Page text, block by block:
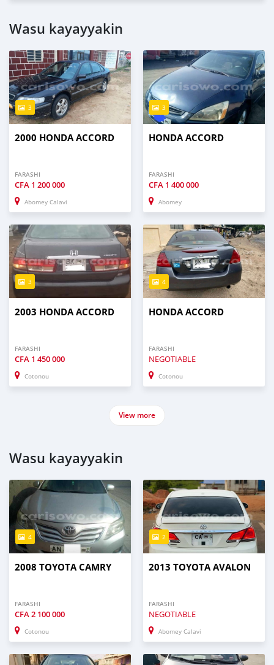
Wasu kayayyakin
3
2000 HONDA ACCORD
FARASHI
CFA 1 200 000
Abomey Calavi
3
HONDA ACCORD
FARASHI
CFA 1 400 000
Abomey
3
2003 HONDA ACCORD
FARASHI
CFA 1 450 000
Cotonou
4
HONDA ACCORD
FARASHI
NEGOTIABLE
Cotonou
View more
Wasu kayayyakin
4
2008 TOYOTA CAMRY
FARASHI
CFA2 100 000
Cotonou
2
2013 TOYOTA AVALON
FARASHI
NEGOTIABLE
Abomey Calavi